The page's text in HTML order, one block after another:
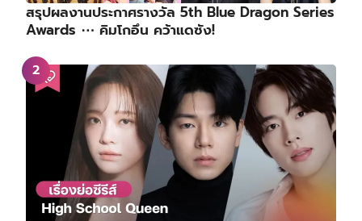
สรุปผลงานประกาศรางวัล 5th Blue Dragon Series
Awards ⋯ คิมโกอึน คว้าแดซัง!